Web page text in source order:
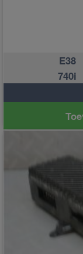
E38
740i